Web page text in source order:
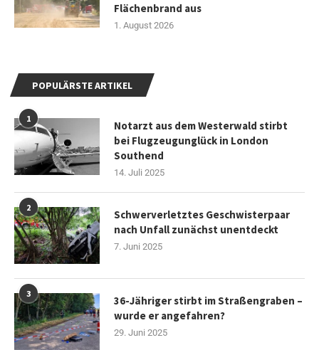
Flächenbrand aus
1. August 2026
POPULÄRSTE ARTIKEL
1
Notarzt aus dem Westerwald stirbt
bei Flugzeugunglück in London
Southend
14. Juli 2025
2
Schwerverletztes Geschwisterpaar
nach Unfall zunächst unentdeckt
7. Juni 2025
3
36-Jähriger stirbt im Straßengraben –
wurde er angefahren?
29. Juni 2025